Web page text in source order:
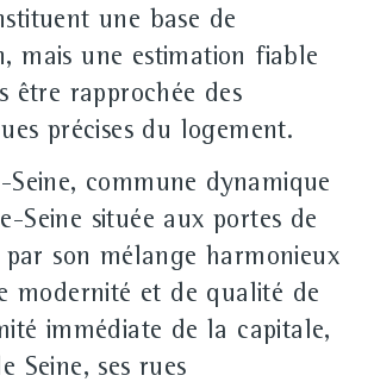
une base de
mais une estimation fiable
être rapprochée des
précises du logement.
Seine, commune dynamique
Seine située aux portes de
par son mélange harmonieux
modernité et de qualité de
immédiate de la capitale,
Seine, ses rues